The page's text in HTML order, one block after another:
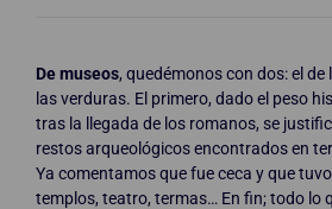
De museos, quedémonos con dos: el
las verduras. El primero, dado el peso
tras la llegada de los romanos, se
restos arqueológicos encontrados en
Ya comentamos que fue ceca y que
templos, teatro, termas… En fin; todo lo